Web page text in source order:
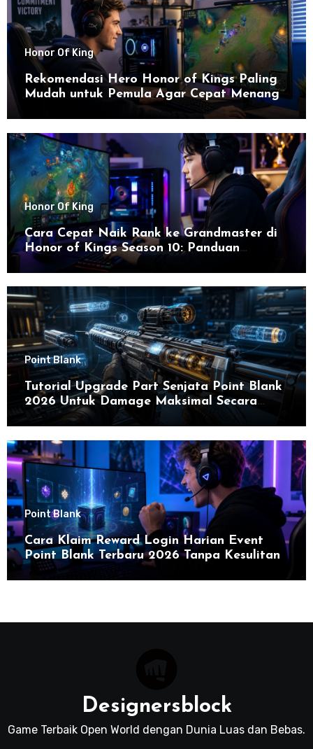
Honor Of King
Rekomendasi Hero Honor of Kings Paling
Mudah untuk Pemula Agar Cepat Menang
Honor Of King
Cara Cepat Naik Rank ke Grandmaster di
Honor of Kings Season 10: Panduan
Lengkap dan Strategi Terbaru untuk Sukses
di 2026
Point Blank
Tutorial Upgrade Part Senjata Point Blank
2026 Untuk Damage Maksimal Secara
Efektif
Point Blank
Cara Klaim Reward Login Harian Event
Point Blank Terbaru 2026 Tanpa Kesulitan
Designersblock
Game Terbaik Open World dengan Dunia Luas dan Bebas.